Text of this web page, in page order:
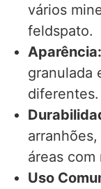
vários
feldspato.
Aparência:
granulada
diferentes.
áreas
Uso